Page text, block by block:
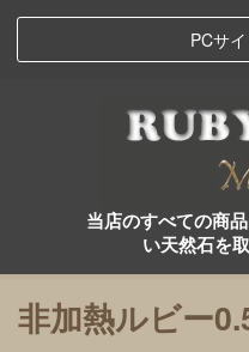
PCサ
当店のすべての商
い天然石を
非加熱ルビー